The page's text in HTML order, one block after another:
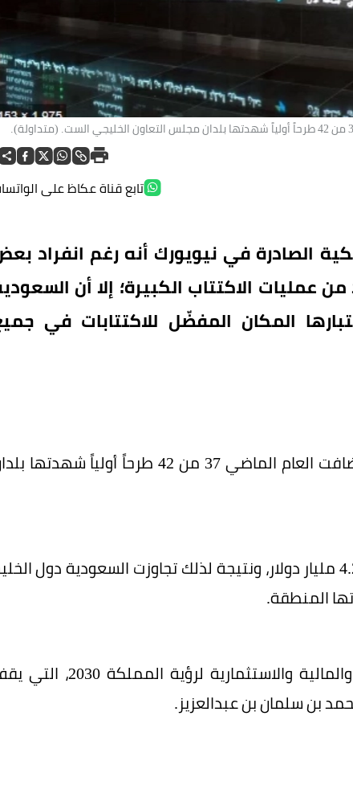
تابع قناة عكاظ على
الصادرة في نيويورك أنه رغم انفراد
عمليات الاكتتاب الكبيرة؛ إلا أن
المكان المفضّل للاكتتابات في
وأوضحت «غلوبال فايننانس» أن السعودية استضافت العام الماضي 37 من 42 طرحاً أولياً
وبلغت جملة تلك الطروح الأولية عائدات قدرها 4.2 مليار دولار، ونتيجة لذلك تجاوزت السعودية دول
المنطقة.
ويعد ذلك نتيجة طبيعية للإصلاحات الهيكلية والمالية والاستثمارية لرؤية
بن سلمان بن عبدالعزيز.